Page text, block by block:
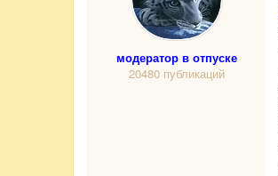
модератор в отпуске
20480 публикаций